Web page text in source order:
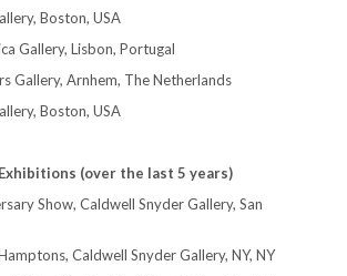
Boston, USA
Gallery, Lisbon, Portugal
Gallery, Arnhem, The Netherlands
Boston, USA
(over the last 5 years)
Show, Caldwell Snyder Gallery, San
Caldwell Snyder Gallery, NY, NY